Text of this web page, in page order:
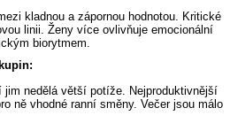
kladnou a zápornou hodnotou. Kritické
linii. Ženy více ovlivňuje emocionální
biorytmem.
jim nedělá větší potíže. Nejproduktivnější
ně vhodné ranní směny. Večer jsou málo